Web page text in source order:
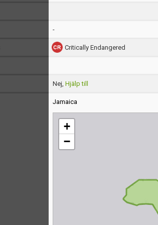
-
Critically Endangered
Nej, Hjälp till
Jamaica
+
−